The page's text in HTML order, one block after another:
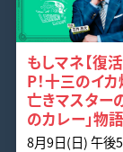
もしマネ【復
P！十三のイ
亡きマスター
のカレー」物語
8月9日(日) 午後